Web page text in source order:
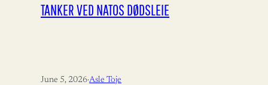
TANKER VED NATOS DØDSLEIE
June 5, 2026·Asle Toje